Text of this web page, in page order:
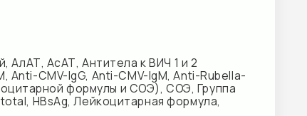
и СОЭ), СОЭ, Группа
системе Бетесда